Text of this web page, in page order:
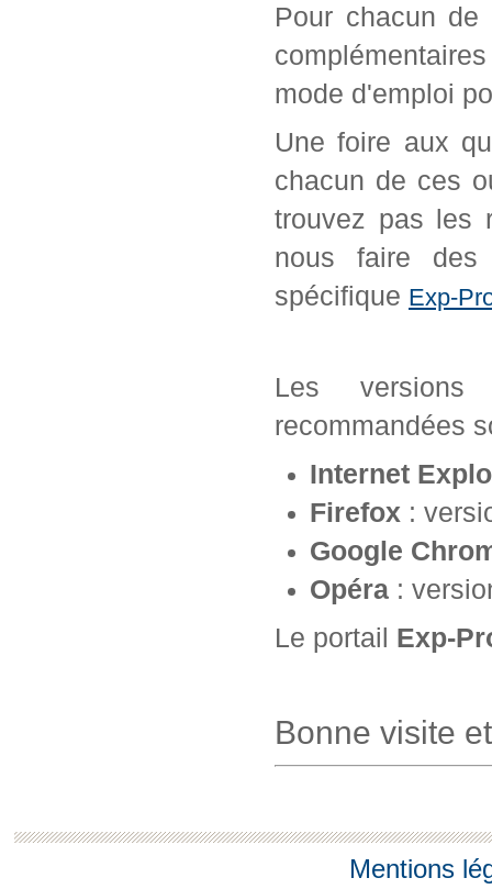
Pour chacun
mode d'emploi
Une foire aux
chacun de ces
trouvez pas les
nous faire des
spécifique Exp-
Les versions
recommandées
Internet
Firefox :
Google
Opéra :
Le portail Exp-
Bonne visite
Mentions